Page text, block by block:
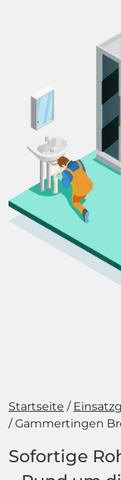
Startseite
Gammertingen
Sofortige